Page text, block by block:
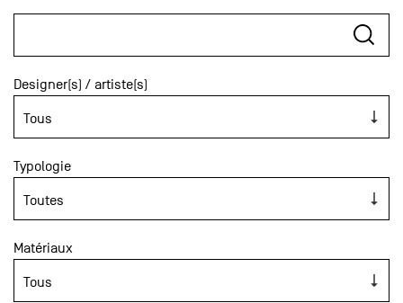
Designer(s) / artiste(s)
Typologie
Matériaux